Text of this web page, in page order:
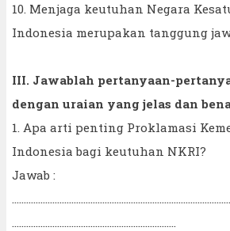
10. Menjaga keutuhan Negara
Indonesia merupakan tanggung jawab
III. Jawablah pertanyaan-
dengan uraian yang jelas dan
1. Apa arti penting Proklamasi
Indonesia bagi keutuhan NKRI?
Jawab :
……………………………………………………………